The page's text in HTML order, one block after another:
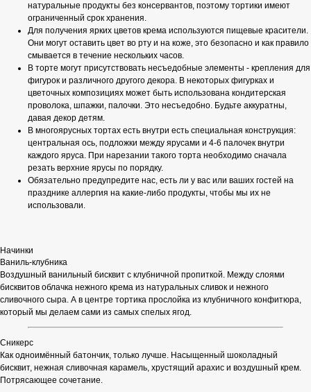
натуральные продукты без консервантов, поэтому тортики имеют
ограниченный срок хранения.
Для получения ярких цветов крема используются пищевые красители.
Они могут оставить цвет во рту и на коже, это безопасно и как правило
смывается в течение нескольких часов.
В торте могут присутствовать несъедобные элементы - крепления для
фигурок и различного другого декора. В некоторых фигурках и
цветочных композициях может быть использована кондитерская
проволока, шпажки, палочки. Это несъедобно. Будьте аккуратны,
давая декор детям.
В многоярусных тортах есть внутри есть специальная конструкция:
центральная ось, подложки между ярусами и 4-6 палочек внутри
каждого яруса. При нарезании такого торта необходимо сначала
резать верхние ярусы по порядку.
Обязательно предупредите нас, есть ли у вас или ваших гостей на
празднике аллергия на какие-либо продукты, чтобы мы их не
использовали.
Начинки
Ваниль-клубника
Воздушный ванильный бисквит с клубничной пропиткой. Между слоями
бисквитов облачка нежного крема из натуральных сливок и нежного
сливочного сыра. А в центре тортика прослойка из клубничного конфитюра,
который мы делаем сами из самых спелых ягод.
Сникерс
Как одноимённый батончик, только лучше. Насыщенный шоколадный
бисквит, нежная сливочная карамель, хрустящий арахис и воздушный крем.
Потрясающее сочетание.